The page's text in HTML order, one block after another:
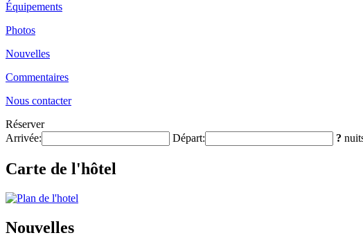
Équipements
Photos
Nouvelles
Commentaires
Nous contacter
Réserver
Arrivée:
Départ: ?
Carte de l'hôtel
Nouvelles